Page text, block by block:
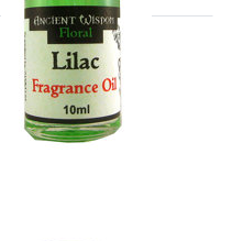
Drücken
ENTER
für mehr
Optionen
zu Duftöl